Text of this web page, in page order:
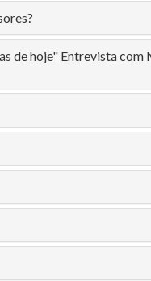
de hoje" Entrevista com